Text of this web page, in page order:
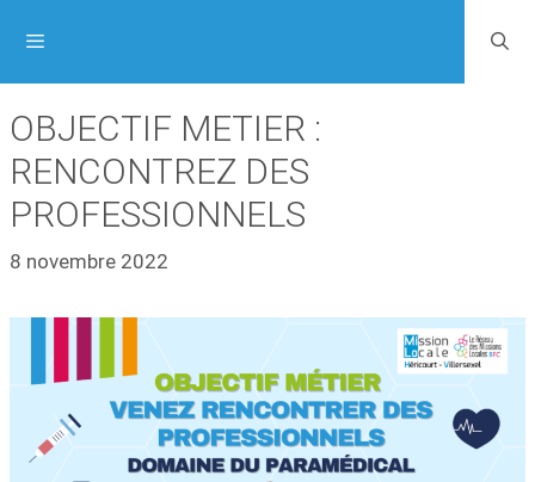
OBJECTIF METIER :
RENCONTREZ DES
PROFESSIONNELS
8 novembre 2022